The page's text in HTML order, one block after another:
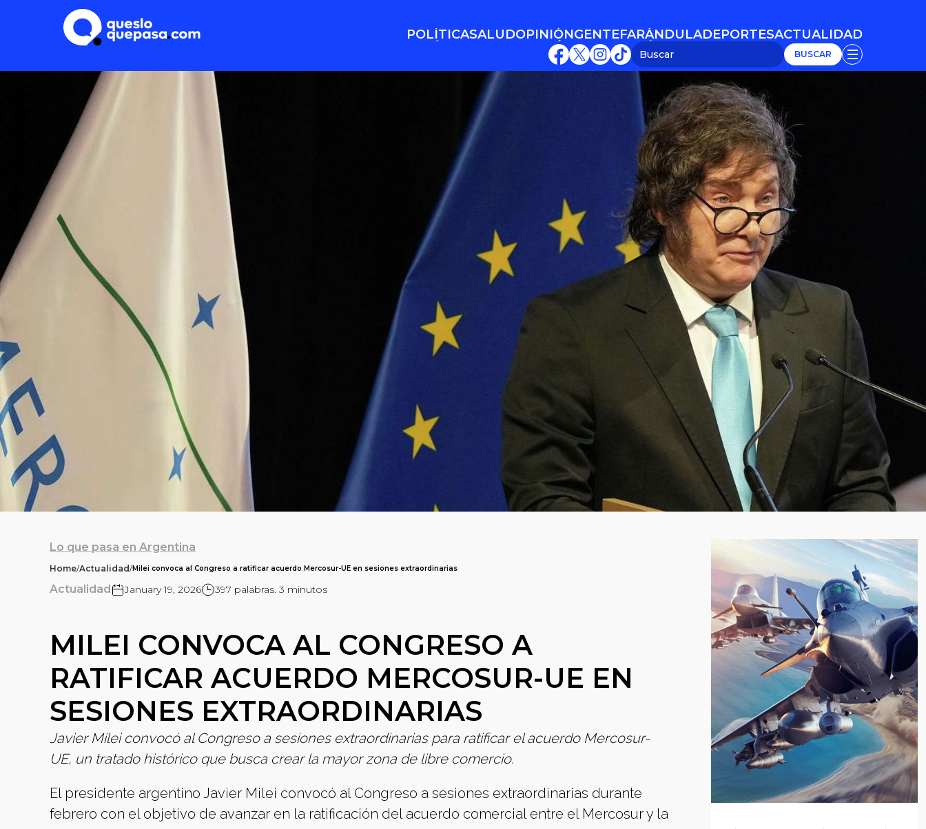
POLÍTICASALUDOPINIÓN
OPINIÓN
GENTE
GENTE
FARÁNDULA
FARÁNDULA
DEPORTESACTUALIDAD
ACTUALIDAD
Lo que pasa en Argentina
Home/Actualidad/Milei convoca al Congreso a ratificar acuerdo Mercosur-UE en sesiones extraordinarias
Actualidad January 19, 2026 397 palabras. 3 minutos
MILEI CONVOCA AL CONGRESO A
RATIFICAR ACUERDO MERCOSUR-UE EN
SESIONES EXTRAORDINARIAS
Javier Milei convocó al Congreso a sesiones extraordinarias para ratificar el acuerdo Mercosur-
UE, un tratado histórico que busca crear la mayor zona de libre comercio.
El presidente argentino Javier Milei convocó al Congreso a sesiones extraordinarias durante
febrero con el objetivo de avanzar en la ratificación del acuerdo comercial entre el Mercosur y la